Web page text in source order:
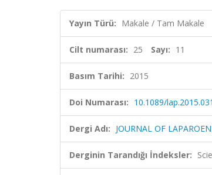
Yayın Türü: Makale / Tam Makale
Cilt numarası: 25 Sayı: 11
Basım Tarihi: 2015
Doi Numarası: 10.1089/
Dergi Adı: JOURNAL OF
Derginin Tarandığı İndeksler: